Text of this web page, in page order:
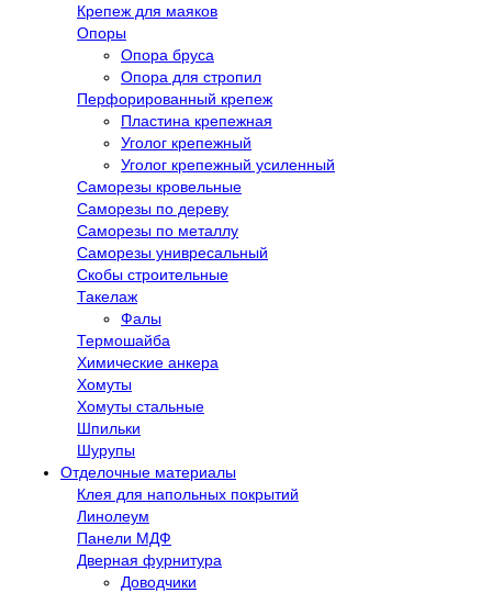
Крепеж для маяков
Опоры
Опора бруса
Опора для стропил
Перфорированный крепеж
Пластина крепежная
Уголог крепежный
Уголог крепежный усиленный
Саморезы кровельные
Саморезы по дереву
Саморезы по металлу
Саморезы унивресальный
Скобы строительные
Такелаж
Фалы
Термошайба
Химические анкера
Хомуты
Хомуты стальные
Шпильки
Шурупы
Отделочные материалы
Клея для напольных покрытий
Линолеум
Панели МДФ
Дверная фурнитура
Доводчики